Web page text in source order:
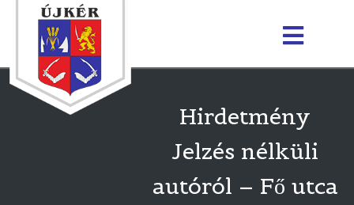
Hirdetmény
Jelzés nélküli
autóról – Fő utca